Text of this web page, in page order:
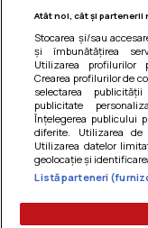
Termeni si
Atât noi, cât și partenerii
Stocarea și/sau
și îmbunătățirea
Utilizarea profilurilor
Crearea profilurilor de
selectarea
publicitate
Înțelegerea publicului
diferite. Utilizarea de
Utilizarea datelor
geolocație și
Listă parteneri